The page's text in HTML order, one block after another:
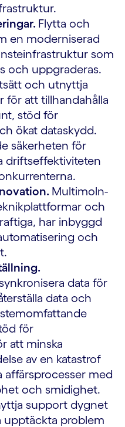
Flytta och
en moderniserad
som
och uppgraderas.
och utnyttja
för att tillhandahålla
stöd för
ökat dataskydd.
säkerheten för
driftseffektiviteten
Multimoln-
och
har inbyggd
och
data för
data och
för
att minska
av en katastrof
med
och smidighet.
support dygnet
upptäckta problem